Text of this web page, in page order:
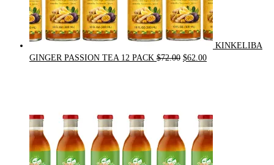
KINKELIBA
GINGER PASSION TEA 12 PACK $72.00 Original
$62.00Current